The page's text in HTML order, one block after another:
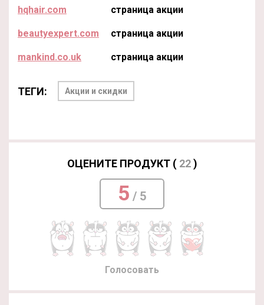
hqhair.com страница акции
beautyexpert.com страница акции
mankind.co.uk страница акции
ТЕГИ: Акции и скидки
ОЦЕНИТЕ ПРОДУКТ ( 22)
5 / 5
Голосовать